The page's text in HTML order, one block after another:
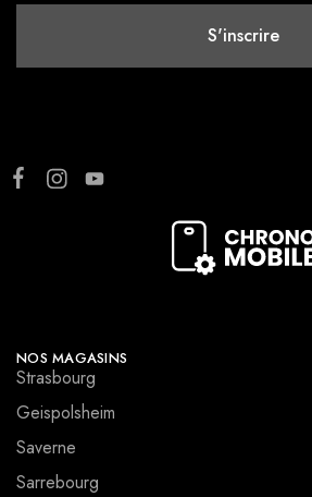
NOS MAGASINS
Strasbourg
Geispolsheim
Saverne
Sarrebourg